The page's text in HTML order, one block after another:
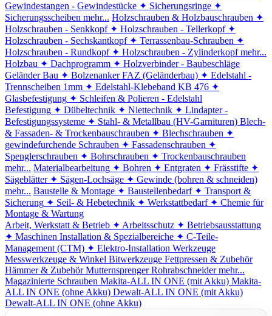
Gewindestangen - Gewindestücke ✦ Sicherungsringe ✦
Sicherungsscheiben mehr... Holzschrauben & Holzbauschrauben ✦
Holzschrauben - Senkkopf ✦ Holzschrauben - Tellerkopf ✦
Holzschrauben - Sechskantkopf ✦ Terrassenbau-Schrauben ✦
Holzschrauben - Rundkopf ✦ Holzschrauben - Zylinderkopf mehr...
Holzbau ✦ Dachprogramm ✦ Holzverbinder - Baubeschläge
Geländer Bau ✦ Bolzenanker FAZ (Geländerbau) ✦ Edelstahl -
Trennscheiben 1mm ✦ Edelstahl-Klebeband KB 476 ✦
Glasbefestigung ✦ Schleifen & Polieren - Edelstahl
Befestigung ✦ Dübeltechnik ✦ Niettechnik ✦ Lindapter -
Befestigungssysteme ✦ Stahl- & Metallbau (HV-Garnituren) Blech-
& Fassaden- & Trockenbauschrauben ✦ Blechschrauben ✦
gewindefurchende Schrauben ✦ Fassadenschrauben ✦
Spenglerschrauben ✦ Bohrschrauben ✦ Trockenbauschrauben
mehr... Materialbearbeitung ✦ Bohren ✦ Entgraten ✦ Frässtifte ✦
Sägeblätter ✦ Sägen-Lochsäge ✦ Gewinde (bohren & schneiden)
mehr... Baustelle & Montage ✦ Baustellenbedarf ✦ Transport &
Sicherung ✦ Seil- & Hebetechnik ✦ Werkstattbedarf ✦ Chemie für
Montage & Wartung
Arbeit, Werkstatt & Betrieb ✦ Arbeitsschutz ✦ Betriebsausstattung
✦ Maschinen Installation & Spezialbereiche ✦ C-Teile-
Management (CTM) ✦ Elektro-Installation Werkzeuge
Messwerkzeuge & Winkel Bitwerkzeuge Fettpressen & Zubehör
Hämmer & Zubehör Mutternsprenger Rohrabschneider mehr...
Magazinierte Schrauben Makita-ALL IN ONE (mit Akku) Makita-
ALL IN ONE (ohne Akku) Dewalt-ALL IN ONE (mit Akku)
Dewalt-ALL IN ONE (ohne Akku)